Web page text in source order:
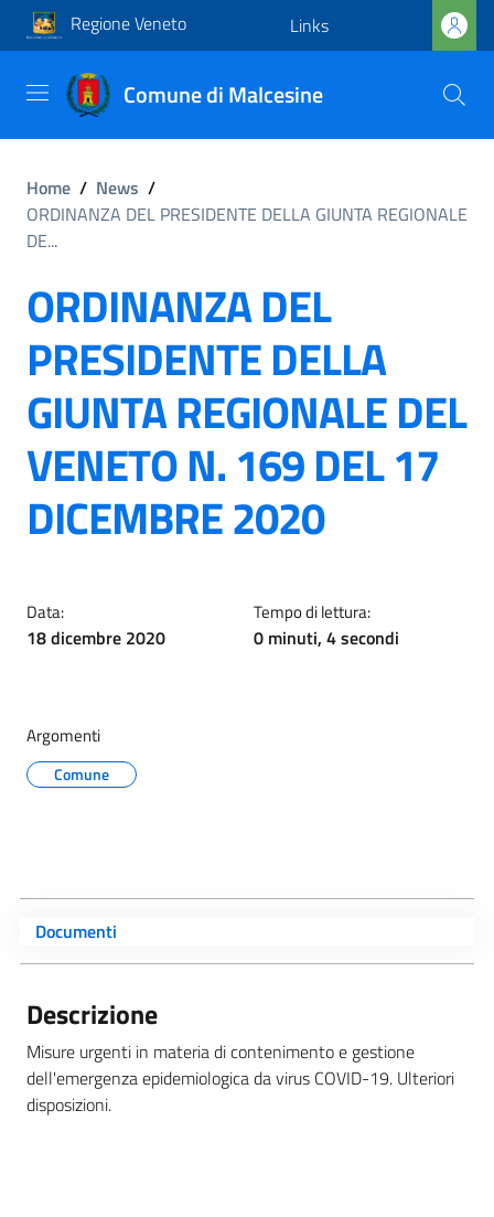
Regione Veneto Links
Comune di Malcesine
Home / News /
ORDINANZA DEL PRESIDENTE DELLA GIUNTA REGIONALE
DE...
ORDINANZA DEL
PRESIDENTE DELLA
GIUNTA REGIONALE DEL
VENETO N. 169 DEL 17
DICEMBRE 2020
Data:
18 dicembre 2020
Tempo di lettura:
0 minuti, 4 secondi
Argomenti
Comune
Documenti
Descrizione
Misure urgenti in materia di contenimento e gestione
dell'emergenza epidemiologica da virus COVID-19. Ulteriori
disposizioni.